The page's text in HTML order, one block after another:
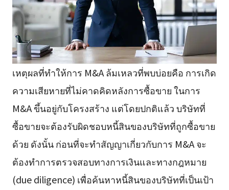
เหตุผลที่ทำให้การ M&A ล้มเหลวที่พบบ่อยคือ การเกิด
ความเสียหายที่ไม่คาดคิดหลังการซื้อขาย ในการ
M&A ขึ้นอยู่กับโครงสร้าง แต่โดยปกติแล้ว บริษัทที่
ซื้อขายจะต้องรับผิดชอบหนี้สินของบริษัทที่ถูกซื้อขาย
ด้วย ดังนั้น ก่อนที่จะทำสัญญาเกี่ยวกับการ M&A จะ
ต้องทำการตรวจสอบทางการเงินและทางกฎหมาย
(due diligence) เพื่อค้นหาหนี้สินของบริษัทที่เป็นเป้า